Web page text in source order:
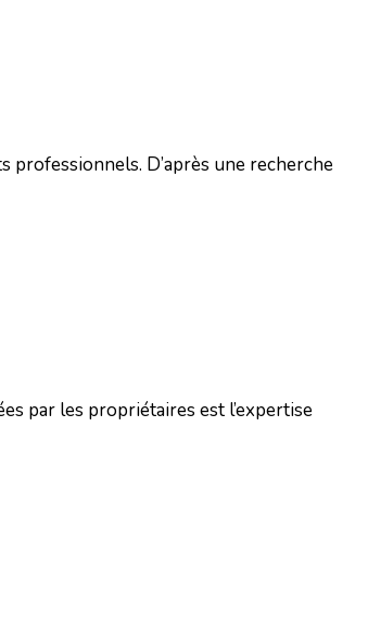
professionnels. D’après une recherche
par les propriétaires est l’expertise